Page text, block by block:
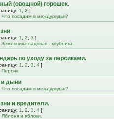
(овощной) горошек.
1 2 ]
Что посадим в междурядья?
1 2 3 ]
Земляника садовая - клубника
по уходу за персиками.
1 2 3 4 ]
Персик
дыни
Что посадим в междурядья?
и вредители.
1 2 3 4 ]
Яблоня и яблоки.